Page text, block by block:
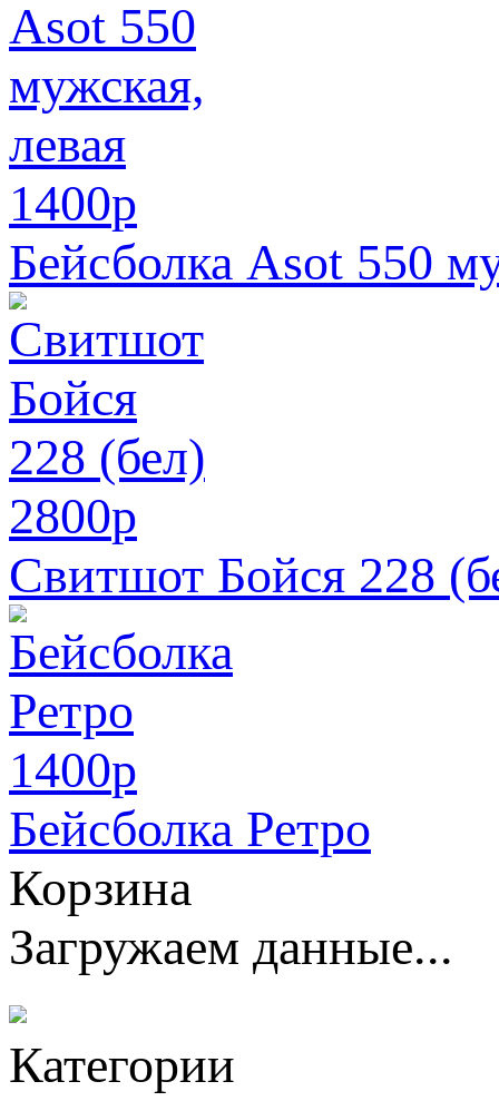
1400p
Бейсболка Asot 550
2800p
Свитшот Бойся 228
1400p
Бейсболка Ретро
Корзина
Загружаем данные...
Категории